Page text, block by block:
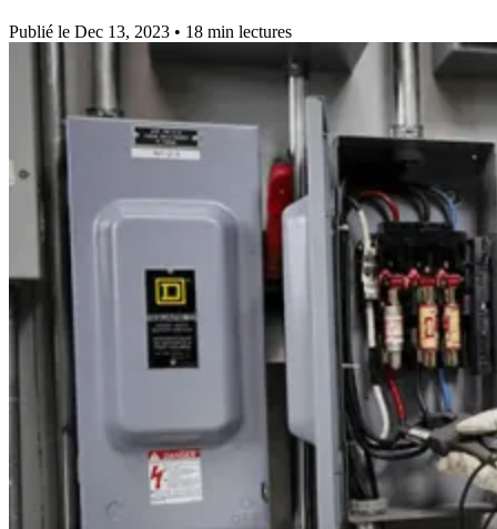
Publié le Dec 13, 2023 • 18 min lectures